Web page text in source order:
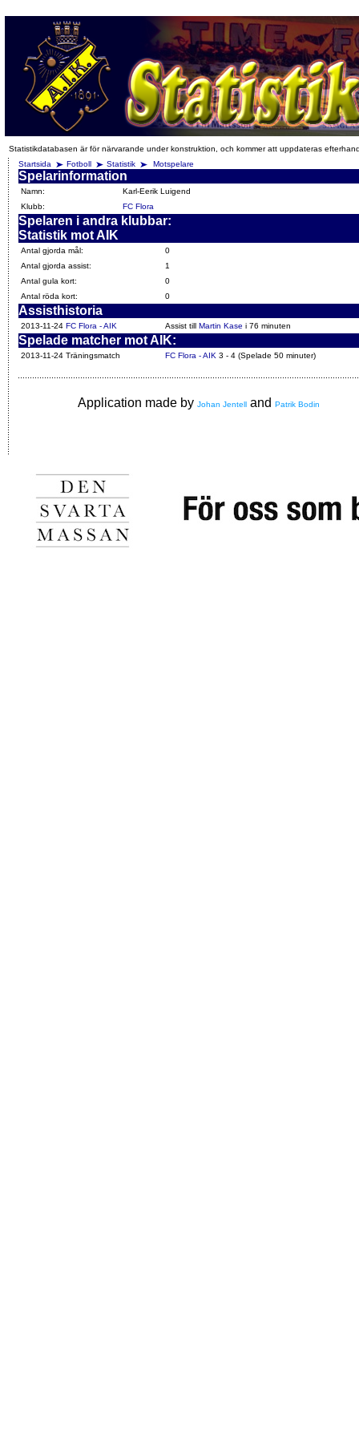
Statistikdatabasen är för närvarande under konstruktion, och kommer att uppdateras
Startsida
Fotboll Statistik Motspelare
Spelarinformation
Namn:
Karl-Eerik Luigend
Klubb:
FC Flora
Spelaren i andra klubbar:
Statistik mot AIK
Antal gjorda mål:
0
Antal gjorda assist:
1
Antal gula kort:
0
Antal röda kort:
0
Assisthistoria
2013-11-24 FC Flora - AIK Assist till Martin Kase i 76 minuten
Spelade matcher mot AIK:
2013-11-24 Träningsmatch FC Flora - AIK 3 - 4 (Spelade 50 minuter)
Application made by Johan Jentell and Patrik Bodin